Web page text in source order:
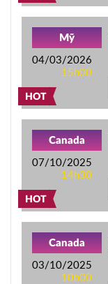
HOT
Mỹ
04/03/2026
15h00
HOT
Canada
07/10/2025
14h30
Canada
03/10/2025
10h00